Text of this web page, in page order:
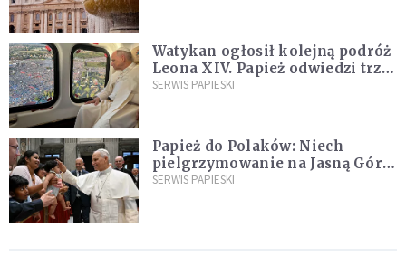
Watykan ogłosił kolejną podróż
Leona XIV. Papież odwiedzi trzy
kraje Ameryki Południowej
SERWIS PAPIESKI
Papież do Polaków: Niech
pielgrzymowanie na Jasną Górę
umocni wiarę i nadzieję
SERWIS PAPIESKI